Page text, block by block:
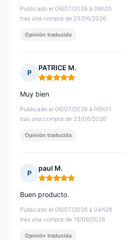
Publicado el 06/07/2026 à 06h20
tras una compra de 23/06/2026
Opinión traducida
P
PATRICE M.
Nota: 5 de 5
Publicado el 06/07/2026 à 06h01
tras una compra de 23/06/2026
Muy bien
Opinión traducida
P
paul M.
Nota: 5 de 5
Publicado el 06/07/2026 à 04h28
tras una compra de 16/06/2026
Buen producto.
Opinión traducida